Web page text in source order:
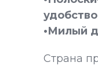
•Милый
Страна